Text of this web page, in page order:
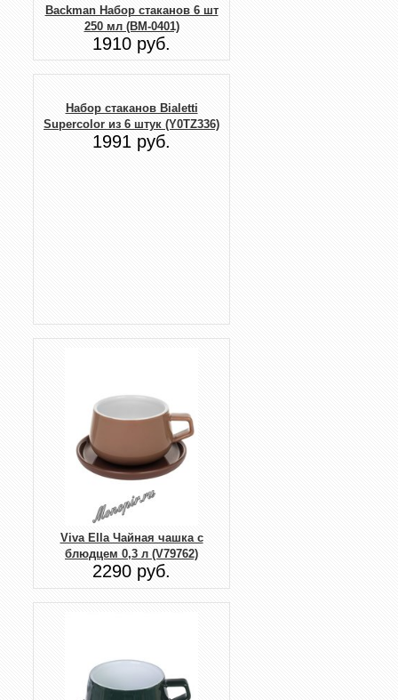
Backman Набор стаканов 6 шт
250 мл (BM-0401)
1910 руб.
Набор стаканов Bialetti
Supercolor из 6 штук (Y0TZ336)
1991 руб.
Viva Ella Чайная чашка с
блюдцем 0,3 л (V79762)
2290 руб.